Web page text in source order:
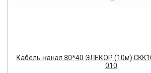
Кабель-канал 80*40 ЭЛЕКОР (10м)
010